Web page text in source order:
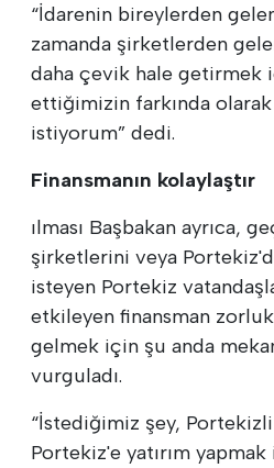
“İdarenin bireylerden
zamanda şirketlerden
daha çevik hale getirmek
ettiğimizin farkında olarak
istiyorum” dedi.
Finansmanın kolaylaştır
ılması Başbakan ayrıca,
şirketlerini veya
isteyen Portekiz
etkileyen finansman
gelmek için şu anda
vurguladı.
“İstediğimiz şey,
Portekiz'e yatırım